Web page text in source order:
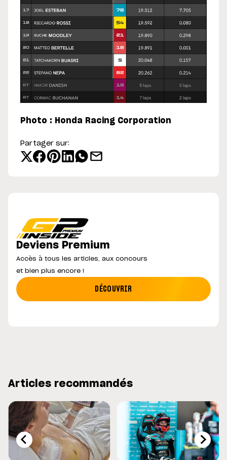
Photo : Honda Racing Corporation
Partager sur:
Deviens Premium
Accès à tous les articles, aux concours
et bien plus encore !
DÉCOUVRIR
Articles recommandés